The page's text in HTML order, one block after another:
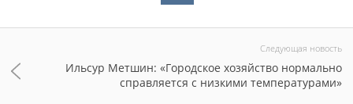
Следующая новость
Ильсур Метшин: «Городское хозяйство нормально
справляется с низкими температурами»